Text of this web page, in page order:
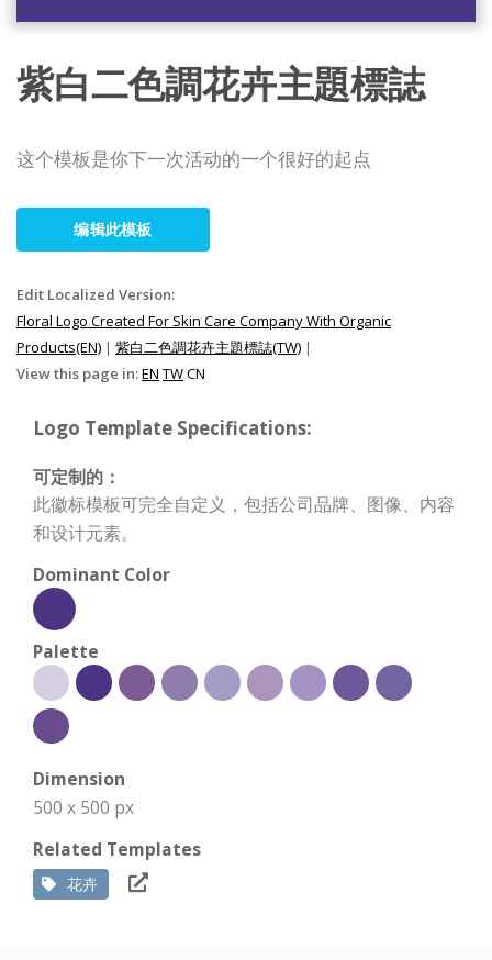
紫白二色調花卉主題標誌
这个模板是你下一次活动的一个很好的起点
编辑此模板
Edit Localized Version:
Floral Logo Created For Skin Care Company With Organic
Products(EN) | 紫白二色調花卉主題標誌(TW) |
View this page in:EN TWCN
Logo Template Specifications:
可定制的：
此徽标模板可完全自定义，包括公司品牌、图像、内容
和设计元素。
Dominant Color
Palette
Dimension
500 x 500 px
Related Templates
花卉